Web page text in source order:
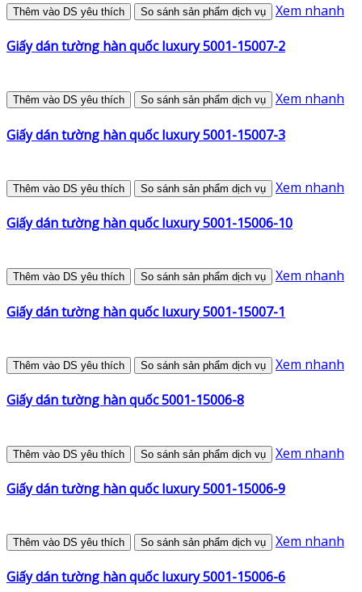
Thêm vào DS yêu thích So sánh sản phẩm dịch vụ Xem nhanh
Giấy dán tường hàn quốc luxury 5001-15007-2
Thêm vào DS yêu thích So sánh sản phẩm dịch vụ Xem nhanh
Giấy dán tường hàn quốc luxury 5001-15007-3
Thêm vào DS yêu thích So sánh sản phẩm dịch vụ Xem nhanh
Giấy dán tường hàn quốc luxury 5001-15006-10
Thêm vào DS yêu thích So sánh sản phẩm dịch vụ Xem nhanh
Giấy dán tường hàn quốc luxury 5001-15007-1
Thêm vào DS yêu thích So sánh sản phẩm dịch vụ Xem nhanh
Giấy dán tường hàn quốc 5001-15006-8
Thêm vào DS yêu thích So sánh sản phẩm dịch vụ Xem nhanh
Giấy dán tường hàn quốc luxury 5001-15006-9
Thêm vào DS yêu thích So sánh sản phẩm dịch vụ Xem nhanh
Giấy dán tường hàn quốc luxury 5001-15006-6